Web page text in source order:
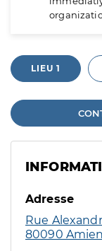
LIEU 1
Adresse
Rue
80090